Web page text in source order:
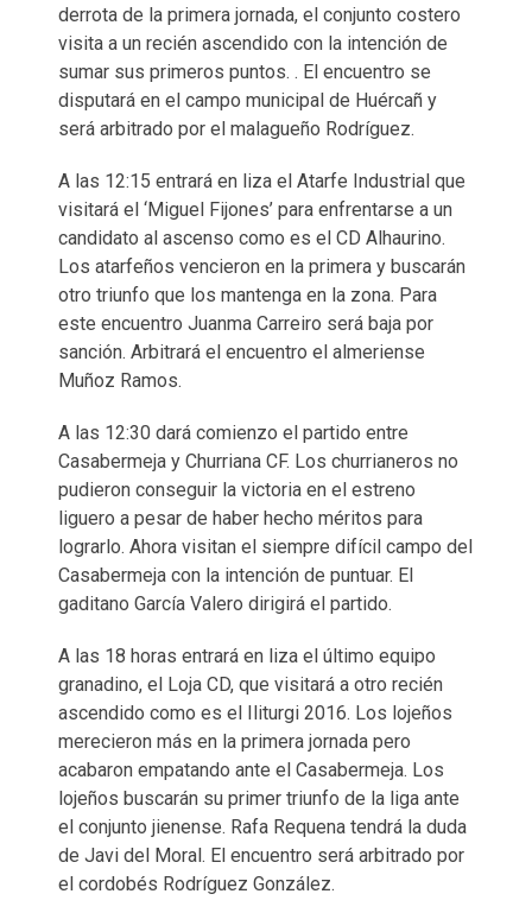
derrota de la primera jornada, el conjunto costero
visita a un recién ascendido con la intención de
sumar sus primeros puntos. . El encuentro se
disputará en el campo municipal de Huércañ y
será arbitrado por el malagueño Rodríguez.
A las 12:15 entrará en liza el Atarfe Industrial que
visitará el ‘Miguel Fijones’ para enfrentarse a un
candidato al ascenso como es el CD Alhaurino.
Los atarfeños vencieron en la primera y buscarán
otro triunfo que los mantenga en la zona. Para
este encuentro Juanma Carreiro será baja por
sanción. Arbitrará el encuentro el almeriense
Muñoz Ramos.
A las 12:30 dará comienzo el partido entre
Casabermeja y Churriana CF. Los churrianeros no
pudieron conseguir la victoria en el estreno
liguero a pesar de haber hecho méritos para
lograrlo. Ahora visitan el siempre difícil campo del
Casabermeja con la intención de puntuar. El
gaditano García Valero dirigirá el partido.
A las 18 horas entrará en liza el último equipo
granadino, el Loja CD, que visitará a otro recién
ascendido como es el Iliturgi 2016. Los lojeños
merecieron más en la primera jornada pero
acabaron empatando ante el Casabermeja. Los
lojeños buscarán su primer triunfo de la liga ante
el conjunto jienense. Rafa Requena tendrá la duda
de Javi del Moral. El encuentro será arbitrado por
el cordobés Rodríguez González.